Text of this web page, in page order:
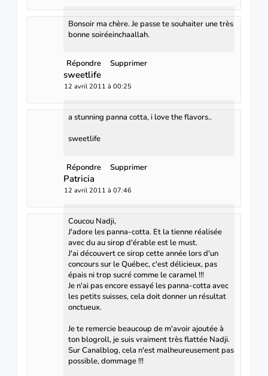
Bonsoir ma chère. Je passe te souhaiter une très
bonne soiréeinchaallah.
Répondre Supprimer
sweetlife
12 avril 2011 à 00:25
a stunning panna cotta, i love the flavors..
sweetlife
Répondre Supprimer
Patricia
12 avril 2011 à 07:46
Coucou Nadji,
J'adore les panna-cotta. Et la tienne réalisée
avec du au sirop d'érable est le must.
J'ai découvert ce sirop cette année lors d'un
concours sur le Québec, c'est délicieux, pas
épais ni trop sucré comme le caramel !!!
Je n'ai pas encore essayé les panna-cotta avec
les petits suisses, cela doit donner un résultat
onctueux.
Je te remercie beaucoup de m'avoir ajoutée à
ton blogroll, je suis vraiment très flattée Nadji.
Sur Canalblog, cela n'est malheureusement pas
possible, dommage !!!